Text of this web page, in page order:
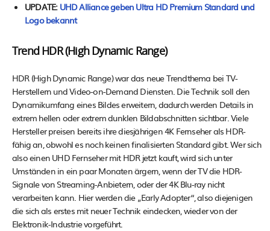
UPDATE: UHD Alliance geben Ultra HD Premium Standard und
Logo bekannt
Trend HDR (High Dynamic Range)
HDR (High Dynamic Range) war das neue Trendthema bei TV-
Herstellern und Video-on-Demand Diensten. Die Technik soll den
Dynamikumfang eines Bildes erweitern, dadurch werden Details in
extrem hellen oder extrem dunklen Bildabschnitten sichtbar. Viele
Hersteller preisen bereits ihre diesjährigen 4K Fernseher als HDR-
fähig an, obwohl es noch keinen finalisierten Standard gibt. Wer sich
also einen UHD Fernseher mit HDR jetzt kauft, wird sich unter
Umständen in ein paar Monaten ärgern, wenn der TV die HDR-
Signale von Streaming-Anbietern, oder der 4K Blu-ray nicht
verarbeiten kann. Hier werden die „Early Adopter“, also diejenigen
die sich als erstes mit neuer Technik eindecken, wieder von der
Elektronik-Industrie vorgeführt.